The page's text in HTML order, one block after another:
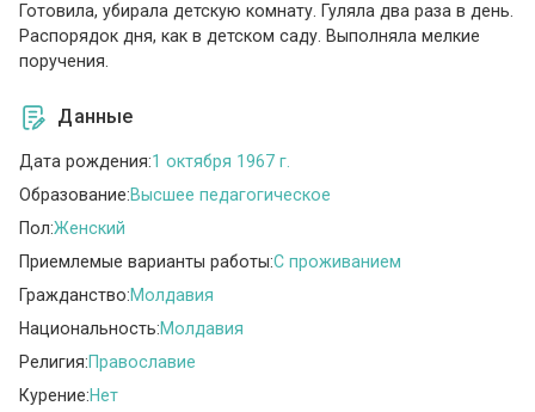
Готовила, убирала детскую комнату. Гуляла два раза в день.
Распорядок дня, как в детском саду. Выполняла мелкие
поручения.
Данные
Дата рождения:1 октября 1967 г.
Образование:Высшее педагогическое
Пол:Женский
Приемлемые варианты работы:C проживанием
Гражданство:Молдавия
Национальность:Молдавия
Религия:Православие
Курение:Нет